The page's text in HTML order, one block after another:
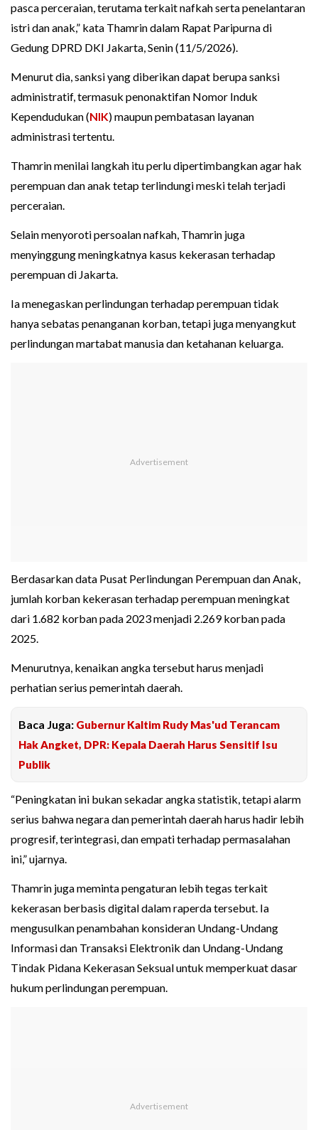
pasca perceraian, terutama terkait nafkah serta penelantaran
istri dan anak,” kata Thamrin dalam Rapat Paripurna di
Gedung DPRD DKI Jakarta, Senin (11/5/2026).
Menurut dia, sanksi yang diberikan dapat berupa sanksi
administratif, termasuk penonaktifan Nomor Induk
Kependudukan (NIK) maupun pembatasan layanan
administrasi tertentu.
Thamrin menilai langkah itu perlu dipertimbangkan agar hak
perempuan dan anak tetap terlindungi meski telah terjadi
perceraian.
Selain menyoroti persoalan nafkah, Thamrin juga
menyinggung meningkatnya kasus kekerasan terhadap
perempuan di Jakarta.
Ia menegaskan perlindungan terhadap perempuan tidak
hanya sebatas penanganan korban, tetapi juga menyangkut
perlindungan martabat manusia dan ketahanan keluarga.
Berdasarkan data Pusat Perlindungan Perempuan dan Anak,
jumlah korban kekerasan terhadap perempuan meningkat
dari 1.682 korban pada 2023 menjadi 2.269 korban pada
2025.
Menurutnya, kenaikan angka tersebut harus menjadi
perhatian serius pemerintah daerah.
Baca Juga: Gubernur Kaltim Rudy Mas'ud Terancam
Hak Angket, DPR: Kepala Daerah Harus Sensitif Isu
Publik
“Peningkatan ini bukan sekadar angka statistik, tetapi alarm
serius bahwa negara dan pemerintah daerah harus hadir lebih
progresif, terintegrasi, dan empati terhadap permasalahan
ini,” ujarnya.
Thamrin juga meminta pengaturan lebih tegas terkait
kekerasan berbasis digital dalam raperda tersebut. Ia
mengusulkan penambahan konsideran Undang-Undang
Informasi dan Transaksi Elektronik dan Undang-Undang
Tindak Pidana Kekerasan Seksual untuk memperkuat dasar
hukum perlindungan perempuan.